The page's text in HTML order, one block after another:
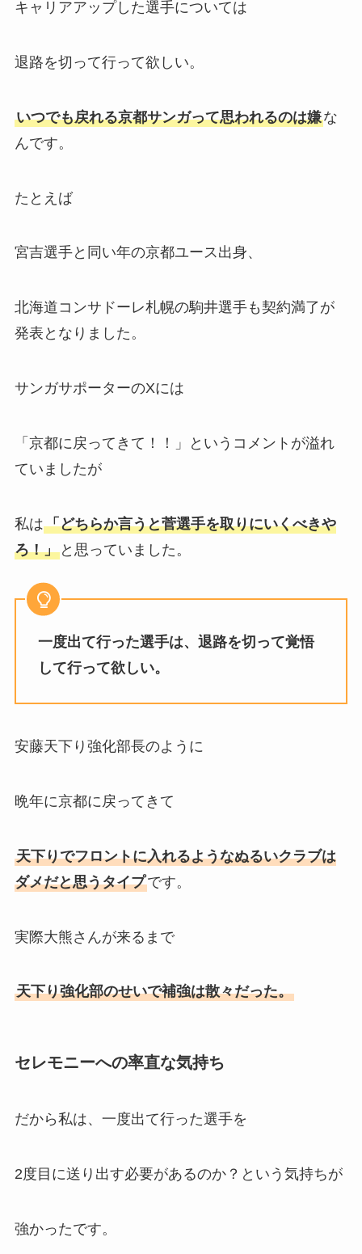
キャリアアップした選手については
退路を切って行って欲しい。
いつでも戻れる京都サンガって思われるのは嫌な
んです。
たとえば
宮吉選手と同い年の京都ユース出身、
北海道コンサドーレ札幌の駒井選手も契約満了が
発表となりました。
サンガサポーターのXには
「京都に戻ってきて！！」というコメントが溢れ
ていましたが
私は「どちらか言うと菅選手を取りにいくべきや
ろ！」と思っていました。
一度出て行った選手は、退路を切って覚悟
して行って欲しい。
安藤天下り強化部長のように
晩年に京都に戻ってきて
天下りでフロントに入れるようなぬるいクラブは
ダメだと思うタイプです。
実際大熊さんが来るまで
天下り強化部のせいで補強は散々だった。
セレモニーへの率直な気持ち
だから私は、一度出て行った選手を
2度目に送り出す必要があるのか？という気持ちが
強かったです。